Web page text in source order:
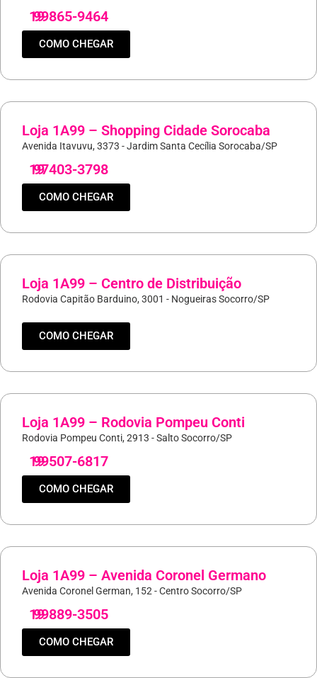
19
99865-9464
COMO CHEGAR
Loja 1A99 – Shopping Cidade Sorocaba
Avenida Itavuvu, 3373 - Jardim Santa Cecília Sorocaba/SP
19
97403-3798
COMO CHEGAR
Loja 1A99 – Centro de Distribuição
Rodovia Capitão Barduino, 3001 - Nogueiras Socorro/SP
COMO CHEGAR
Loja 1A99 – Rodovia Pompeu Conti
Rodovia Pompeu Conti, 2913 - Salto Socorro/SP
19
99507-6817
COMO CHEGAR
Loja 1A99 – Avenida Coronel Germano
Avenida Coronel German, 152 - Centro Socorro/SP
19
99889-3505
COMO CHEGAR